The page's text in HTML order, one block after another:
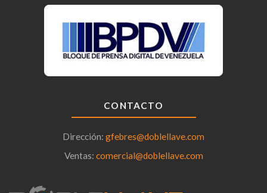
CONTACTO
Dirección: gfebres@doblellave.com
Ventas: comercial@doblellave.com